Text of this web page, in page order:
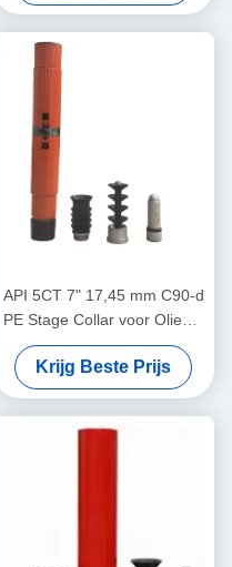
API 5CT 7" 17,45 mm C90-d
PE Stage Collar voor Olieput
Cementeren
Krijg Beste Prijs